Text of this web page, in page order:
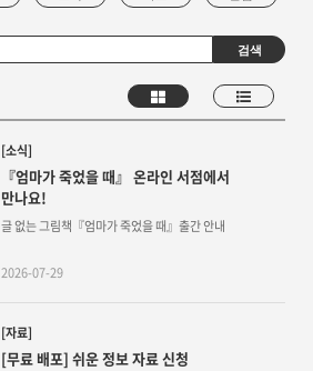
[소식]
『엄마가 죽었을 때』 온라인 서점에서
만나요!
글 없는 그림책『엄마가 죽었을 때』출간 안내
2026-07-29
[자료]
[무료 배포] 쉬운 정보 자료 신청